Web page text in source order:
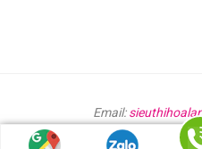
Email:
SIÊU THỊ HOA